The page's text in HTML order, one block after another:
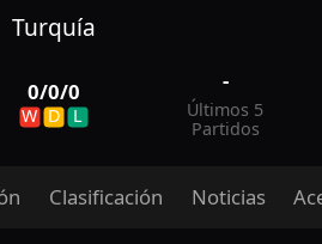
Turquía
0/0/0
W D L
-
Últimos 5
Partidos
Clasificación Noticias